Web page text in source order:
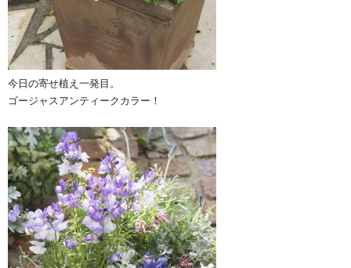
今日の寄せ植え一発目。
ゴージャスアンティークカラー！